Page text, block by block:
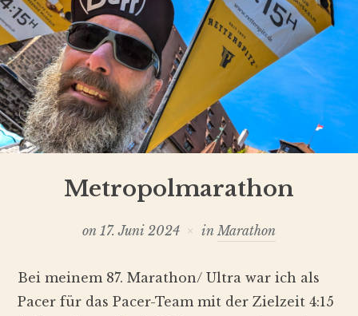
Metropolmarathon
on 17. Juni 2024 inMarathon
Bei meinem 87. Marathon/ Ultra war ich als
Pacer für das Pacer-Team mit der Zielzeit 4:15